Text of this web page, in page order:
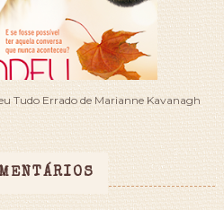
Tudo Errado de Marianne Kavanagh